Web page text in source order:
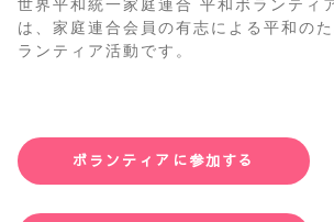
世界平和統一家庭連合 平和ボランティ
は、家庭連合会員の有志による平和の
ランティア活動です。
ボランティアに参加する